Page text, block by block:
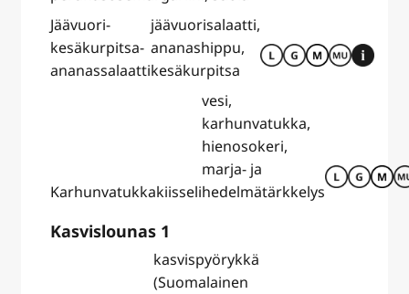
Jäävuori-
kesäkurpitsa-
ananassalaatti
jäävuorisalaatti,
ananashippu,
kesäkurpitsa
Karhunvatukkakiisseli
vesi,
karhunvatukka,
hienosokeri,
marja- ja
hedelmätärkkelys
Kasvislounas 1
kasvispyörykkä
(Suomalainen